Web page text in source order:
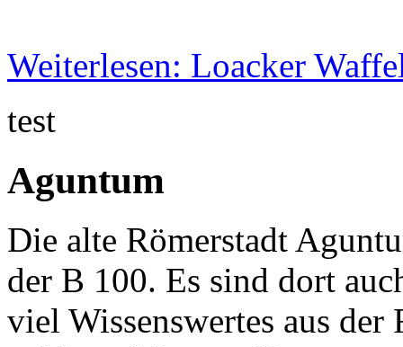
Weiterlesen: Loacker
test
Aguntum
Die alte Römerstadt
der B 100. Es sind dort
viel Wissenswertes aus